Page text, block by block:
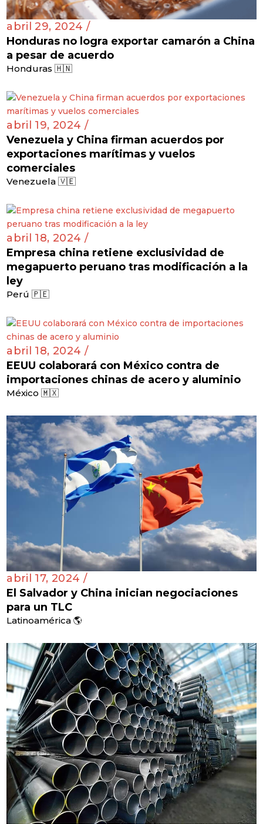
abril 29, 2024 /
Honduras no logra exportar camarón a China
a pesar de acuerdo
Honduras 🇭🇳
abril 19, 2024 /
Venezuela y China firman acuerdos por
exportaciones marítimas y vuelos
comerciales
Venezuela 🇻🇪
abril 18, 2024 /
Empresa china retiene exclusividad de
megapuerto peruano tras modificación a la
ley
Perú 🇵🇪
abril 18, 2024 /
EEUU colaborará con México contra de
importaciones chinas de acero y aluminio
México 🇲🇽
abril 17, 2024 /
El Salvador y China inician negociaciones
para un TLC
Latinoamérica 🌎